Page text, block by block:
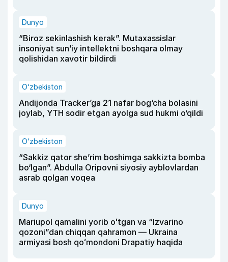
Dunyo
“Biroz sekinlashish kerak”. Mutaxassislar
insoniyat sun’iy intellektni boshqara olmay
qolishidan xavotir bildirdi
O‘zbekiston
Andijonda Tracker’ga 21 nafar bog‘cha bolasini
joylab, YTH sodir etgan ayolga sud hukmi o‘qildi
O‘zbekiston
“Sakkiz qator she’rim boshimga sakkizta bomba
bo‘lgan”. Abdulla Oripovni siyosiy ayblovlardan
asrab qolgan voqea
Dunyo
Mariupol qamalini yorib oʻtgan va “Izvarino
qozoni”dan chiqqan qahramon — Ukraina
armiyasi bosh qoʻmondoni Drapatiy haqida